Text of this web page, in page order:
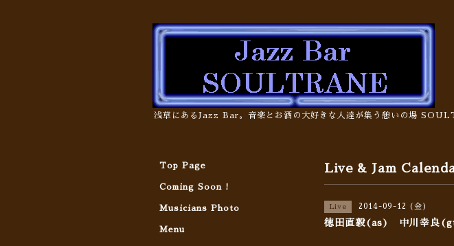
浅草にあるJazz Bar。音楽とお酒の大好きな人達が集う憩いの場
Live & Jam
Live 2014-09-12 (金)
徳田直毅(as) 中川幸良
Top Page
Coming Soon !
Musicians Photo
Menu